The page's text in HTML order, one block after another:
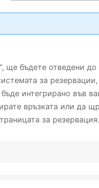
ще бъдете отведени до
за резервации,
интегрирано във
връзката или да
за резервация.